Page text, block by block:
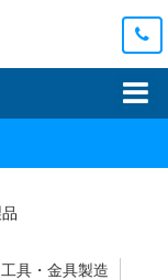
具・金具製造